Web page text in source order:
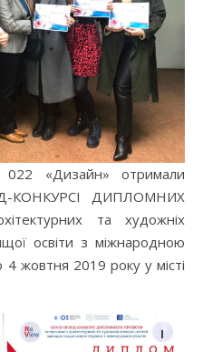
022 «Дизайн» отримали
КОНКУРСІ ДИПЛОМНИХ
та художніх
освіти з міжнародною
жовтня 2019 року у місті